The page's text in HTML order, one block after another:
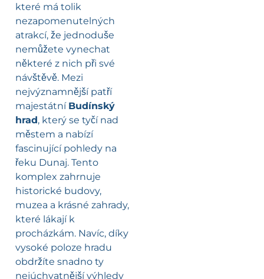
které má tolik
nezapomenutelných
atrakcí, že jednoduše
nemůžete vynechat
některé z nich při své
návštěvě. Mezi
nejvýznamnější patří
majestátní Budínský
hrad, který se tyčí nad
městem a nabízí
fascinující pohledy na
řeku Dunaj. Tento
komplex zahrnuje
historické budovy,
muzea a krásné zahrady,
které lákají k
procházkám. Navíc, díky
vysoké poloze hradu
obdržíte snadno ty
nejúchvatnější výhledy